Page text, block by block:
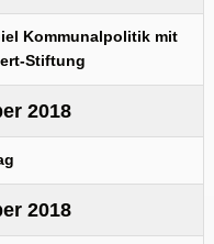
Kommunalpolitik mit
Stiftung
2018
2018